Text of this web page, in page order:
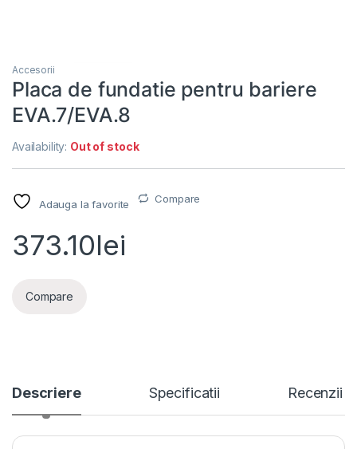
Accesorii
Placa de fundatie pentru bariere
EVA.7/EVA.8
Availability: Out of stock
Adauga la favorite Compare
373.10lei
Compare
Descriere Specificatii Recenzii